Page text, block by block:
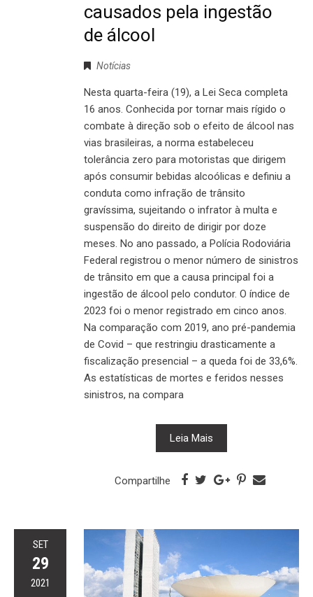
causados pela ingestão
de álcool
Notícias
Nesta quarta-feira (19), a Lei Seca completa
16 anos. Conhecida por tornar mais rígido o
combate à direção sob o efeito de álcool nas
vias brasileiras, a norma estabeleceu
tolerância zero para motoristas que dirigem
após consumir bebidas alcoólicas e definiu a
conduta como infração de trânsito
gravíssima, sujeitando o infrator à multa e
suspensão do direito de dirigir por doze
meses. No ano passado, a Polícia Rodoviária
Federal registrou o menor número de sinistros
de trânsito em que a causa principal foi a
ingestão de álcool pelo condutor. O índice de
2023 foi o menor registrado em cinco anos.
Na comparação com 2019, ano pré-pandemia
de Covid – que restringiu drasticamente a
fiscalização presencial – a queda foi de 33,6%.
As estatísticas de mortes e feridos nesses
sinistros, na compara
Leia Mais
Compartilhe
SET
29
2021